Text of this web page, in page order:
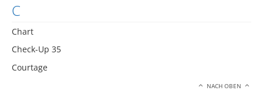
C
Chart
Check-Up 35
Courtage
NACH OBEN